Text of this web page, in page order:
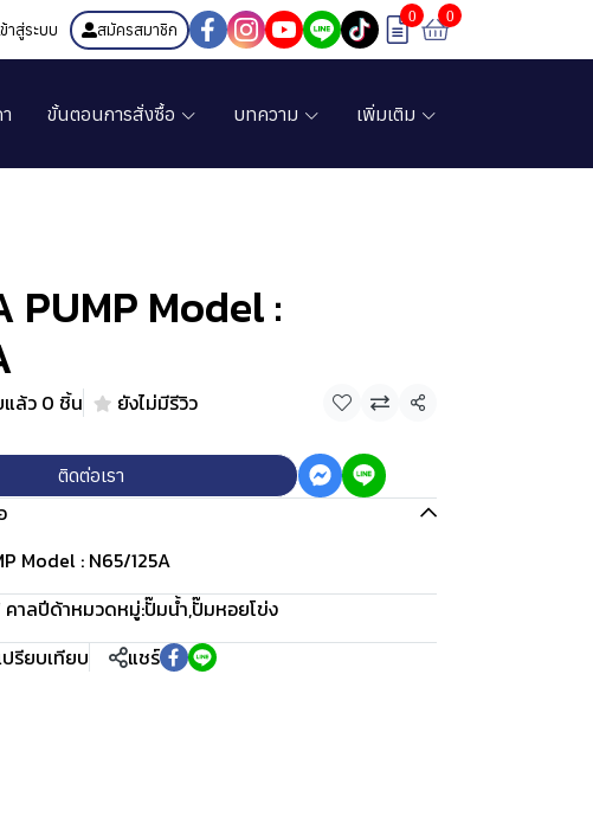
ข้าสู่ระบบ สมัครสมาชิก
0 0
ขั้นตอนการสั่งซื้อ บทความ เพิ่มเติม
PUMP Model :
แล้ว 0 ชิ้น ยังไม่มีรีวิว แชร์
ติดต่อเรา
Model : N65/125A
คาลปีด้าหมวดหมู่:ปั๊มน้ำ,ปั๊มหอยโข่ง
ปรียบเทียบ แชร์